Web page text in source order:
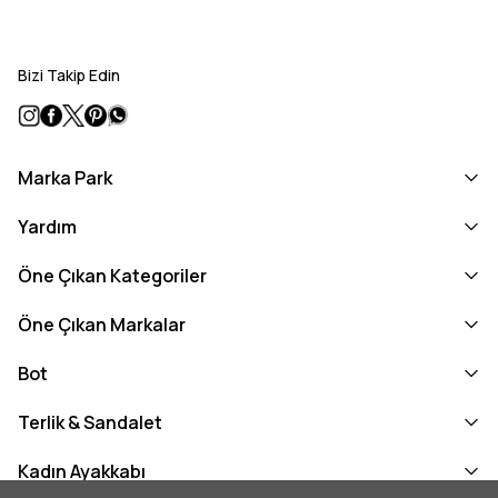
Bizi Takip Edin
Marka Park
Yardım
Öne Çıkan Kategoriler
Öne Çıkan Markalar
Bot
Terlik & Sandalet
Kadın Ayakkabı